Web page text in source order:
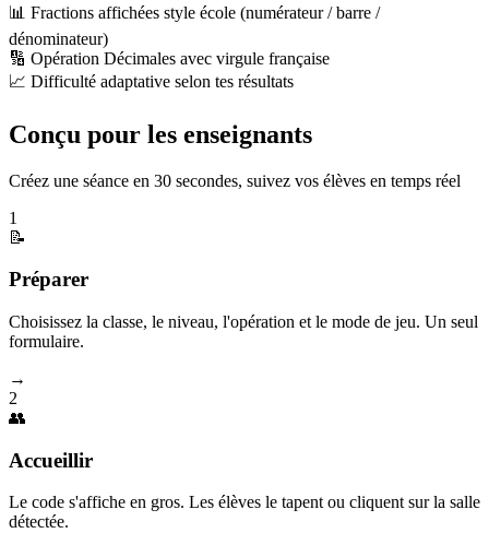
📊 Fractions affichées style école (numérateur / barre /
dénominateur)
🔢 Opération Décimales avec virgule française
📈 Difficulté adaptative selon tes résultats
Conçu pour les enseignants
Créez une séance en 30 secondes, suivez vos élèves en temps réel
1
📝
Préparer
Choisissez la classe, le niveau, l'opération et le mode de jeu. Un seul
formulaire.
→
2
👥
Accueillir
Le code s'affiche en gros. Les élèves le tapent ou cliquent sur la salle
détectée.